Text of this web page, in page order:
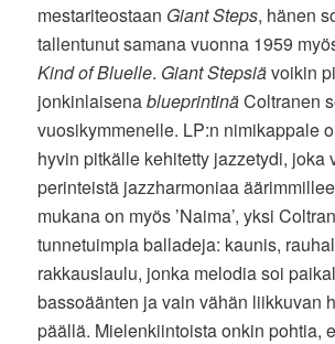
mestariteostaan Giant Steps, hänen
tallentunut samana vuonna 1959
Kind of Bluelle. Giant Stepsiävoikin
jonkinlaisenablueprintinäColtranen
vuosikymmenelle. LP:n nimikappale
hyvin pitkälle kehitetty jazzetydi, joka
perinteistä jazzharmoniaa
mukana on myös ’Naima’, yksi
tunnetuimpia balladeja: kaunis,
rakkauslaulu, jonka melodia soi
bassoäänten ja vain vähän liikkuvan
päällä. Mielenkiintoista onkin pohtia,